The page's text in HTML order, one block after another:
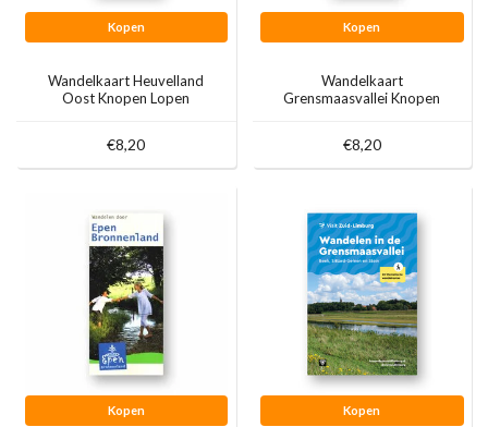
Kopen
Wandelkaart Heuvelland
Oost Knopen Lopen
€8,20
Kopen
Wandelkaart
Grensmaasvallei Knopen
€8,20
Kopen Kopen